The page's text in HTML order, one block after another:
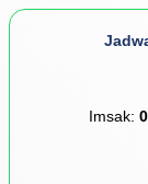
Imsak: